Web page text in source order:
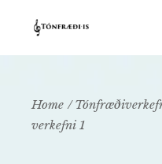
Home
verkefni 1